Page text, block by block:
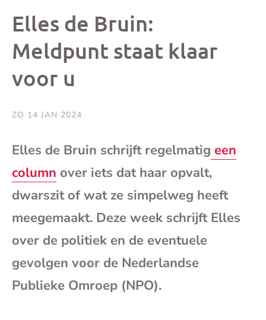
bericht
Elles de Bruin:
Meldpunt staat klaar
voor u
ZO 14 JAN 2024
Elles de Bruin schrijft regelmatig een
column over iets dat haar opvalt,
dwarszit of wat ze simpelweg heeft
meegemaakt. Deze week schrijft Elles
over de politiek en de eventuele
gevolgen voor de Nederlandse
Publieke Omroep (NPO).